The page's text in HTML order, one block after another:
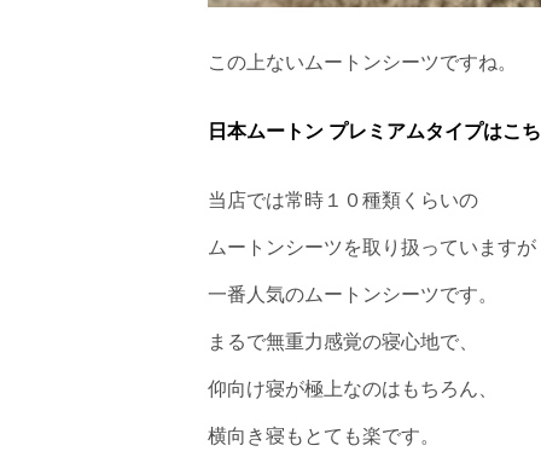
この上ないムートンシーツですね。
日本ムートン プレミアムタイプはこ
当店では常時１０種類くらいの
ムートンシーツを取り扱っていますが
一番人気のムートンシーツです。
まるで無重力感覚の寝心地で、
仰向け寝が極上なのはもちろん、
横向き寝もとても楽です。